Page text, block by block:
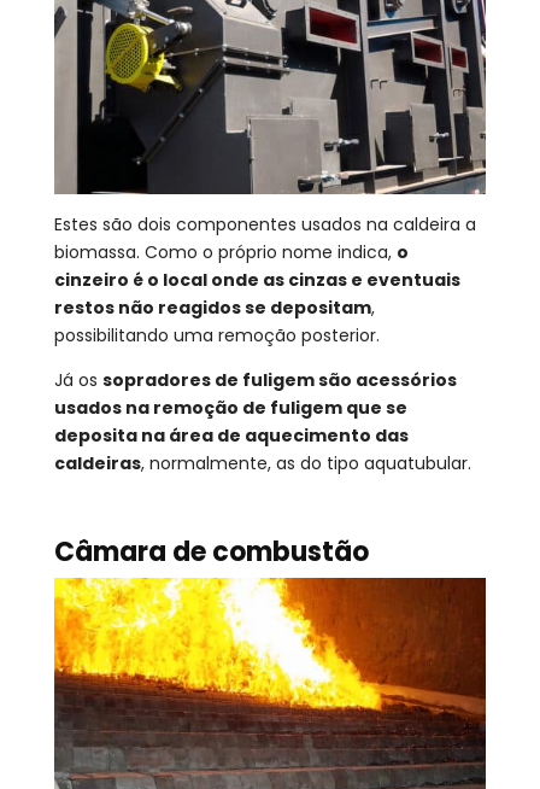
Estes são dois componentes usados na caldeira a
biomassa. Como o próprio nome indica, o
cinzeiro é o local onde as cinzas e eventuais
restos não reagidos se depositam,
possibilitando uma remoção posterior.
Já os sopradores de fuligem são acessórios
usados na remoção de fuligem que se
deposita na área de aquecimento das
caldeiras, normalmente, as do tipo aquatubular.
Câmara de combustão